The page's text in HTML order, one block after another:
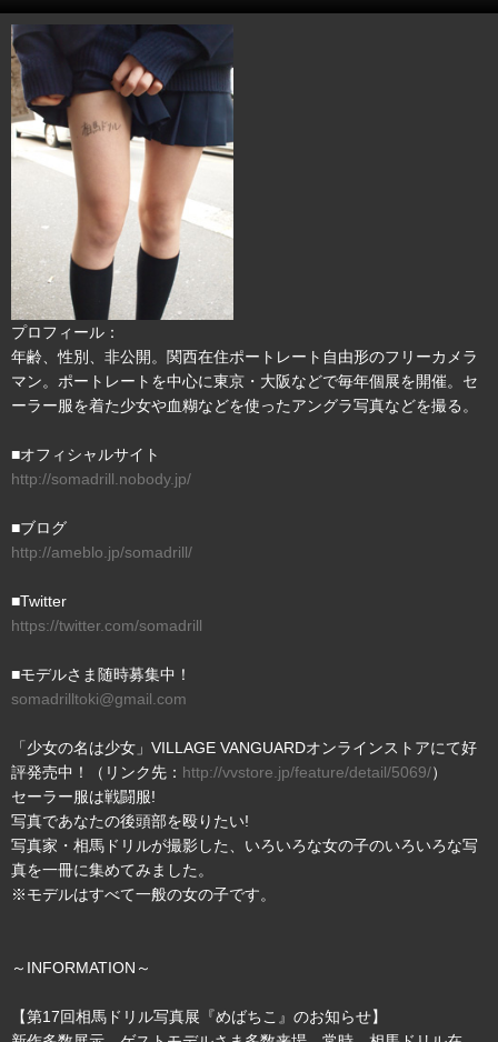
プロフィール：
年齢、性別、非公開。関西在住ポートレート自由形のフリーカメラ
マン。ポートレートを中心に東京・大阪などで毎年個展を開催。セ
ーラー服を着た少女や血糊などを使ったアングラ写真などを撮る。
■オフィシャルサイト
http://somadrill.nobody.jp/
■ブログ
http://ameblo.jp/somadrill/
■Twitter
https://twitter.com/somadrill
■モデルさま随時募集中！
somadrilltoki@gmail.com
「少女の名は少女」VILLAGE VANGUARDオンラインストアにて好
評発売中！（リンク先： http://vvstore.jp/feature/detail/5069/）
セーラー服は戦闘服!
写真であなたの後頭部を殴りたい!
写真家・相馬ドリルが撮影した、いろいろな女の子のいろいろな写
真を一冊に集めてみました。
※モデルはすべて一般の女の子です。
～INFORMATION～
【第17回相馬ドリル写真展『めばちこ』のお知らせ】